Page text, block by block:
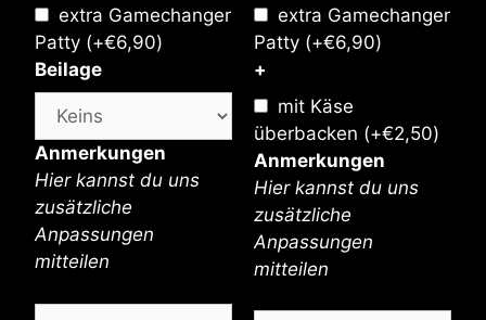
extra Gamechanger
Patty (+€6,90)
Beilage
Anmerkungen
Hier kannst du uns
zusätzliche
Anpassungen
mitteilen
extra Gamechanger
Patty (+€6,90)
+
mit Käse
überbacken (+€2,50)
Anmerkungen
Hier kannst du uns
zusätzliche
Anpassungen
mitteilen